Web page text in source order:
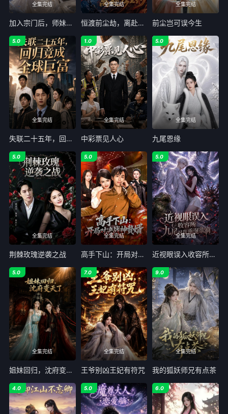
全集完结
加入宗门后，师妹的鱼塘炸了
全集完结
恒渡前尘劫，离赴今生约
全集完结
前尘岂可误今生
全集完结
5.0
失联二十五年，回归竟成全球巨富
全集完结
1.0
中彩票见人心
全集完结
5.0
九尾恩缘
全集完结
5.0
荆棘玫瑰逆袭之战
全集完结
5.0
高手下山：开局对决战神赘婿
全集完结
5.0
近视眼误入收容所：九尾对我垂涎欲滴
全集完结
5.0
姐妹回归，沈府变天了
全集完结
7.0
王爷别凶王妃有符咒
全集完结
9.0
我的狐妖师兄有点茶
4.0 5.0 6.0